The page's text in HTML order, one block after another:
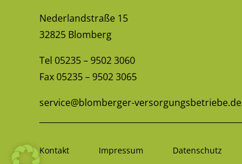
Nederlandstraße 15
32825 Blomberg
Tel05235 – 9502 3060
Fax 05235 – 9502 3065
service@blomberger-versorgungsbetriebe.de
Kontakt Impressum Datenschutz